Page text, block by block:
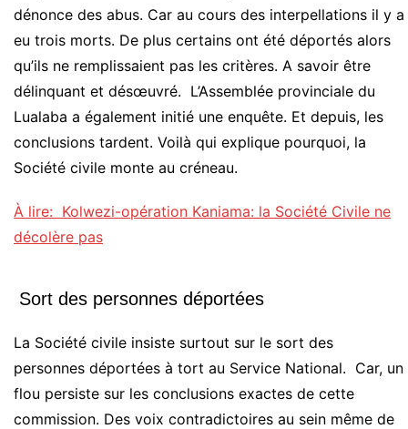
dénonce des abus. Car au cours des interpellations il y a
eu trois morts. De plus certains ont été déportés alors
qu’ils ne remplissaient pas les critères. A savoir être
délinquant et désœuvré. L’Assemblée provinciale du
Lualaba a également initié une enquête. Et depuis, les
conclusions tardent. Voilà qui explique pourquoi, la
Société civile monte au créneau.
À lire: Kolwezi-opération Kaniama: la Société Civile ne
décolère pas
Sort des personnes déportées
La Société civile insiste surtout sur le sort des
personnes déportées à tort au Service National. Car, un
flou persiste sur les conclusions exactes de cette
commission. Des voix contradictoires au sein même de